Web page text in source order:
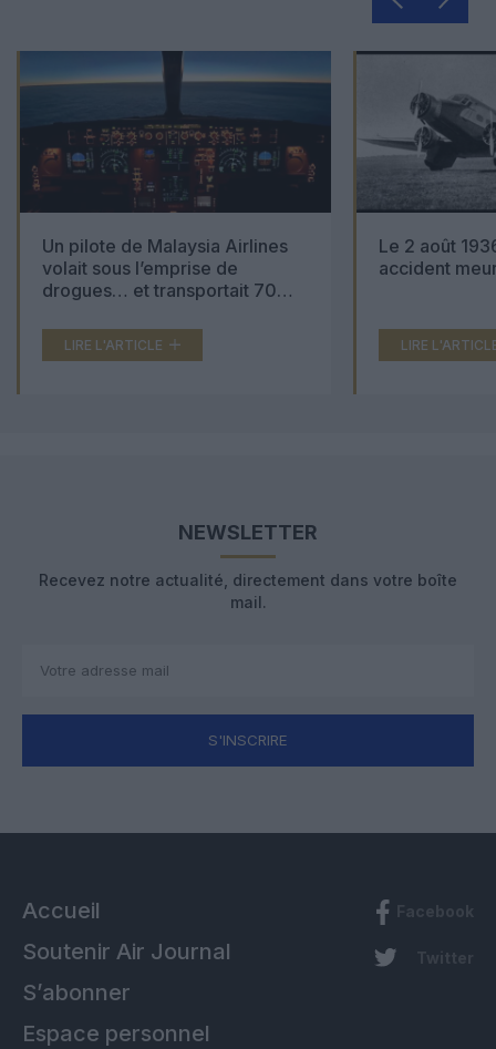
Un pilote de Malaysia Airlines
volait sous l’emprise de
drogues… et transportait 70
LIRE L'ARTICLE
Le 2 août
accident
LIRE
NEWSLETTER
Recevez notre actualité, directement dans votre boîte
mail.
S'INSCRIRE
Accueil
Soutenir Air Journal
S’abonner
Espace personnel